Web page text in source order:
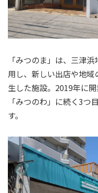
「みつのま」は、三津
用し、新しい出店や地
生した施設。2019年に
「みつのわ」に続く3つ
す。